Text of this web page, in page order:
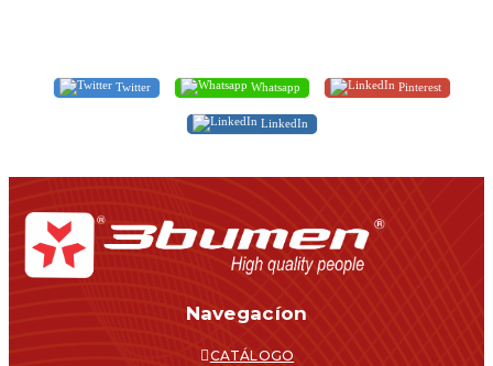
Twitter Whatsapp Pinterest
LinkedIn
Navegacíon
CATÁLOGO